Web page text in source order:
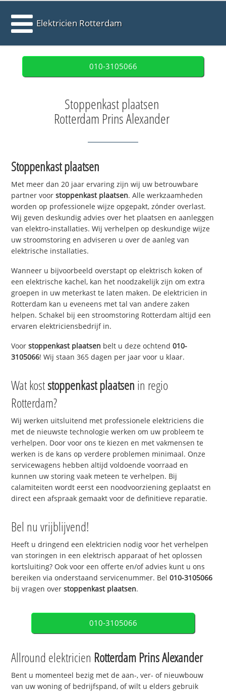
Elektricien Rotterdam
010-3105066
Stoppenkast plaatsen
Rotterdam Prins Alexander
Stoppenkast plaatsen
Met meer dan 20 jaar ervaring zijn wij uw betrouwbare
partner voorstoppenkast plaatsen. Alle werkzaamheden
worden op professionele wijze opgepakt, zónder overlast.
Wij geven deskundig advies over het plaatsen en aanleggen
van elektro-installaties. Wij verhelpen op deskundige wijze
uw stroomstoring en adviseren u over de aanleg van
elektrische installaties.
Wanneer u bijvoorbeeld overstapt op elektrisch koken of
een elektrische kachel, kan het noodzakelijk zijn om extra
groepen in uw meterkast te laten maken. De elektricien in
Rotterdam kan u eveneens met tal van andere zaken
helpen. Schakel bij een stroomstoring Rotterdam altijd een
ervaren elektriciensbedrijf in.
Voorstoppenkast plaatsen belt u deze ochtend010-
3105066! Wij staan 365 dagen per jaar voor u klaar.
Wat koststoppenkast plaatsen in regio
Rotterdam?
Wij werken uitsluitend met professionele elektriciens die
met de nieuwste technologie werken om uw probleem te
verhelpen. Door voor ons te kiezen en met vakmensen te
werken is de kans op verdere problemen minimaal. Onze
servicewagens hebben altijd voldoende voorraad en
kunnen uw storing vaak meteen te verhelpen. Bij
calamiteiten wordt eerst een noodvoorziening geplaatst en
direct een afspraak gemaakt voor de definitieve reparatie.
Bel nu vrijblijvend!
Heeft u dringend een elektricien nodig voor het verhelpen
van storingen in een elektrisch apparaat of het oplossen
kortsluiting? Ook voor een offerte en/of advies kunt u ons
bereiken via onderstaand servicenummer. Bel010-3105066
bij vragen overstoppenkast plaatsen.
010-3105066
Allround elektricien Rotterdam Prins Alexander
Bent u momenteel bezig met de aan-, ver- of nieuwbouw
van uw woning of bedrijfspand, of wilt u elders gebruik